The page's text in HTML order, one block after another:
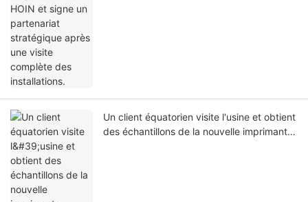
Un client équatorien visite l'usine et obtient
des échantillons de la nouvelle imprimante